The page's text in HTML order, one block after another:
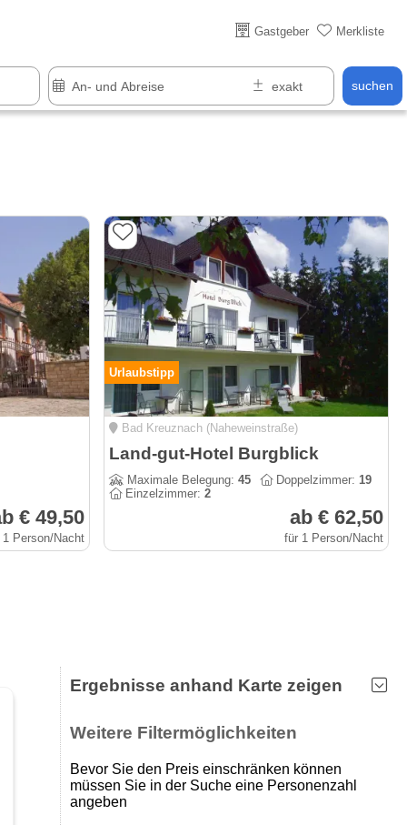
Gastgeber Merkliste
suchen
Über 25 Jahre online
€ 49,50
Person/Nacht
Urlaubstipp
Bad Kreuznach (Naheweinstraße)
Land-gut-Hotel Burgblick
Maximale Belegung: 45 Doppelzimmer: 19
Einzelzimmer: 2
ab € 62,50
für 1 Person/Nacht
Ergebnisse anhand Karte zeigen
Weitere Filtermöglichkeiten
Bevor Sie den Preis einschränken können
müssen Sie in der Suche eine Personenzahl
angeben